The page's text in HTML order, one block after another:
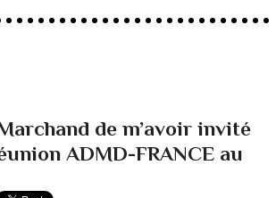
de m’avoir invité
ADMD-FRANCE au